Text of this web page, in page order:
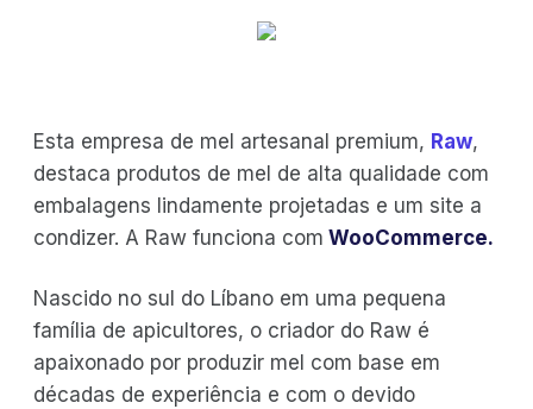
Esta empresa de mel artesanal premium, Raw,
destaca produtos de mel de alta qualidade com
embalagens lindamente projetadas e um site a
condizer. A Raw funciona com WooCommerce.
Nascido no sul do Líbano em uma pequena
família de apicultores, o criador do Raw é
apaixonado por produzir mel com base em
décadas de experiência e com o devido